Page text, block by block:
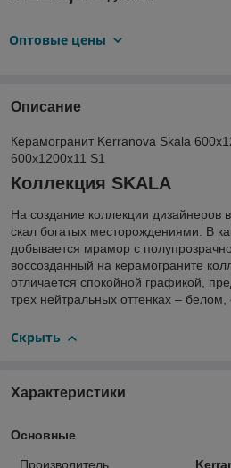
Оптовые цены
Описание
Керамогранит Kerranova Skala
600х1200х11 S1
Коллекция SKALA
На создание коллекции дизайнеров
скал богатых месторождениями. В
добывается мрамор с
воссозданный на керамограните
отличается спокойной графикой,
трех нейтральных оттенках –
Скрыть
Характеристики
Основные
Производитель